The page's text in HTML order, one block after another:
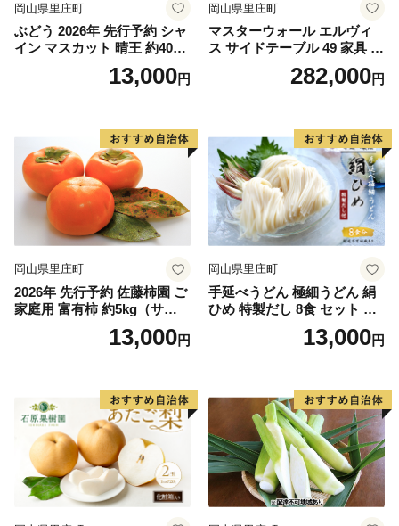
岡山県里庄町
ぶどう 2026年 先行予約 シャ
イン マスカット 晴王 約400g
×2房 8月下旬～11月下旬発送
ブドウ 葡萄 岡山県産 国産 フ
13,000円
岡山県里庄町
マスターウォール エルヴィ
ス サイドテーブル 49 家具 イ
ンテリア ウォールナット 送
料無料 収納 ナイトテーブル
282,000円
岡山県里庄町
2026年 先行予約 佐藤柿園 ご
家庭用 富有柿 約5kg（サイズ
おまかせ） 柿 かき カキ 果物
くだもの フルーツ 期間限定
13,000円
岡山県里庄町
手延べうどん 極細うどん 絹
ひめ 特製だし 8食 セット 詰
め合わせ 細うどん 乾燥うど
ん 乾麺 手延べ うどん 麺類
13,000円